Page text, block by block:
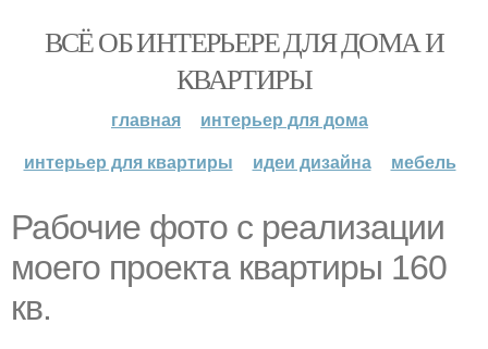
ВСЁ ОБ ИНТЕРЬЕРЕ ДЛЯ ДОМА И
КВАРТИРЫ
главная
интерьер для дома
интерьер для квартиры
идеи дизайна мебель
Рабочие фото с реализации
моего проекта квартиры 160
кв.